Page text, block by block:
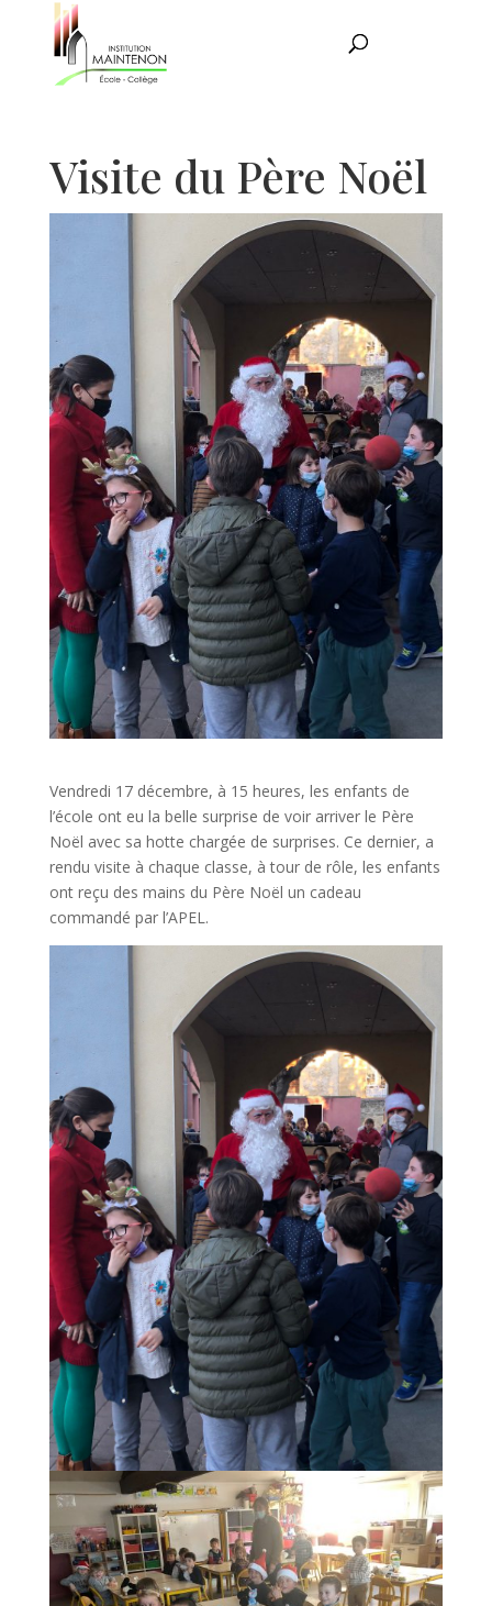
Visite du Père Noël
Vendredi 17 décembre, à 15 heures, les enfants de
l’école ont eu la belle surprise de voir arriver le Père
Noël avec sa hotte chargée de surprises. Ce dernier, a
rendu visite à chaque classe, à tour de rôle, les enfants
ont reçu des mains du Père Noël un cadeau
commandé par l’APEL.